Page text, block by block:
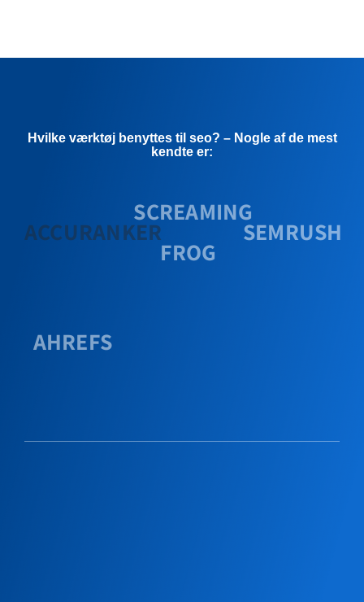
Hvilke værktøj benyttes til seo? – Nogle af de mest
kendte er:
ACCURANKER
SCREAMING
FROG
SEMRUSH
AHREFS